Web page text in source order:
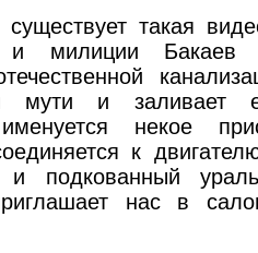
такая
и милиции Бакаев
мути и заливает
некое
к
и подкованный
нас в